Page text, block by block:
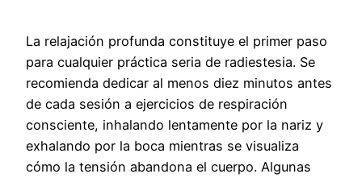
La relajación profunda constituye el primer paso
para cualquier práctica seria de radiestesia. Se
recomienda dedicar al menos diez minutos antes
de cada sesión a ejercicios de respiración
consciente, inhalando lentamente por la nariz y
exhalando por la boca mientras se visualiza
cómo la tensión abandona el cuerpo. Algunas